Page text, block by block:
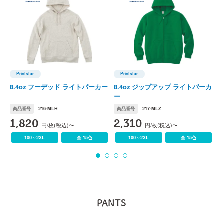
Printstar
Printstar(プリントスター)
8.4oz フーデッド ライトパーカー
商品番号 216-MLH
1,820 円/枚(税込)〜
100～2XL 全 15色
Printstar
Printstar(プリントスター)
8.4oz ジップアップ ライトパーカ
ー
商品番号 217-MLZ
2,310 円/枚(税込)〜
100～2XL 全 15色
PANTS